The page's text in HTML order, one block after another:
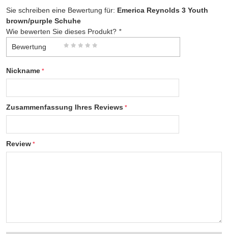
Sie schreiben eine Bewertung für: Emerica Reynolds 3 Youth
brown/purple Schuhe
Wie bewerten Sie dieses Produkt? *
Bewertung
Nickname
Zusammenfassung Ihres Reviews
Review